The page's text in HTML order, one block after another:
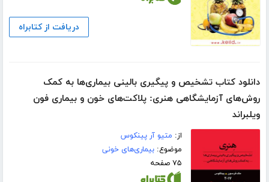
دریافت از کتابراه
دانلود کتاب تشخیص و پیگیری بالینی بیماری‌ها به کمک
روش‌های آزمایشگاهی هنری: پلاکت‌های خون و بیماری فون
ویلبراند
از: متیو آر پینکوس
موضوع:بیماری‌های خونی
۷۵ صفحه